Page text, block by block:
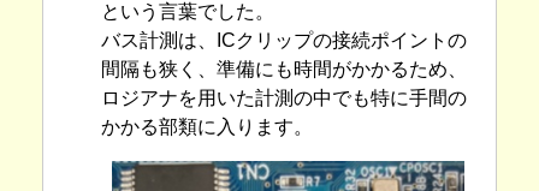
という言葉でした。
バス計測は、ICクリップの接続ポイントの
間隔も狭く、準備にも時間がかかるため、
ロジアナを用いた計測の中でも特に手間の
かかる部類に入ります。